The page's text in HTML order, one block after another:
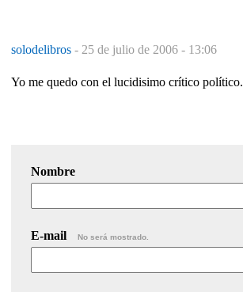
solodelibros - 25 de julio de 2006 - 13:06
Yo me quedo con el lucidisimo crítico político.
Nombre
E-mail No será mostrado.